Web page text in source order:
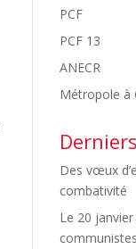
PCF
PCF 13
ANECR
Métropole à
Des vœux
combativité
Le 20